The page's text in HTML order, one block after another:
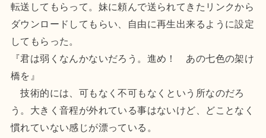
転送してもらって。妹に頼んで送られてきたリンクから
ダウンロードしてもらい、自由に再生出来るように設定
してもらった。
『君は弱くなんかないだろう。進め！ あの七色の架け
橋を』
技術的には、可もなく不可もなくという所なのだろ
う。大きく音程が外れている事はないけど、どことなく
慣れていない感じが漂っている。